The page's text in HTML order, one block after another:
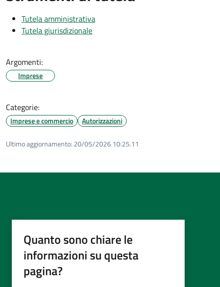
Tutela amministrativa
Tutela giurisdizionale
Argomenti:
Imprese
Categorie:
Imprese e commercio Autorizzazioni
Ultimo aggiornamento: 20/05/2026 10:25.11
Quanto sono chiare le
informazioni su questa
pagina?